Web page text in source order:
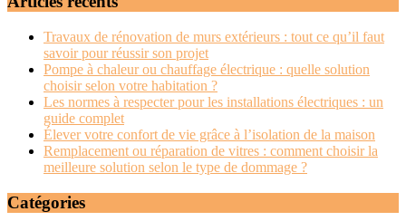
connaître
Travaux de rénovation de murs extérieurs : tout ce qu’il faut
savoir pour réussir son projet
Pompe à chaleur ou chauffage électrique : quelle solution
choisir selon votre habitation ?
Les normes à respecter pour les installations électriques : un
guide complet
Élever votre confort de vie grâce à l’isolation de la maison
Remplacement ou réparation de vitres : comment choisir la
meilleure solution selon le type de dommage ?
Catégories